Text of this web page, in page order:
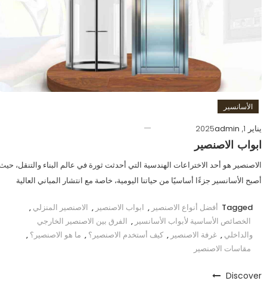
الأسانسير
يناير 1, 2025
admin
ابواب الاصنصير
الاصنصير هو أحد الاختراعات الهندسية التي أحدثت ثورة في عالم البناء والتنقل،
أصبح الأسانسير جزءًا أساسيًا من حياتنا اليومية، خاصة مع انتشار المباني العالية
Tagged أفضل أنواع الاصنصير , ابواب الاصنصير , الاصنصير المنزلي ,
الخصائص الأساسية لأبواب الأسانسير , الفرق بين الاصنصير الخارجي
والداخلي , غرفة الاصنصير , كيف أستخدم الاصنصير؟ , ما هو الاصنصير؟ ,
مقاسات الاصنصير
Discover